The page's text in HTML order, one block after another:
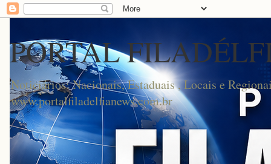
PORTAL
Noticiários: Nacionais, Estaduais , Locais e
www.portalfiladelfianews.com.br